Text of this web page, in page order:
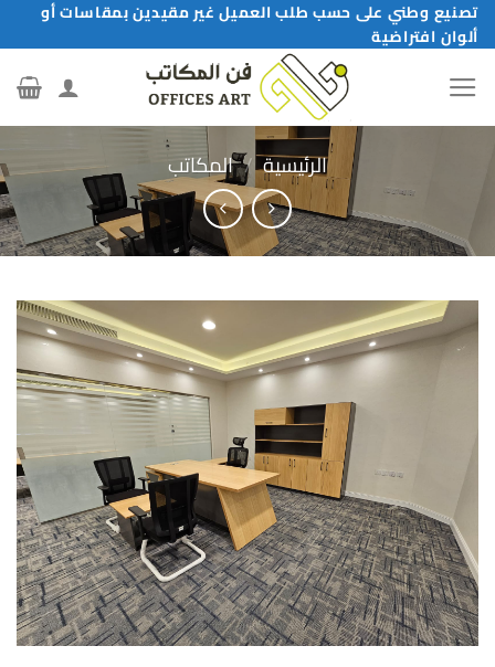
تخطي
للمحتوى
تصنيع وطني على حسب طلب العميل غير مقيدين بمقاسات أو
ألوان افتراضية
الرئيسية / المكاتب